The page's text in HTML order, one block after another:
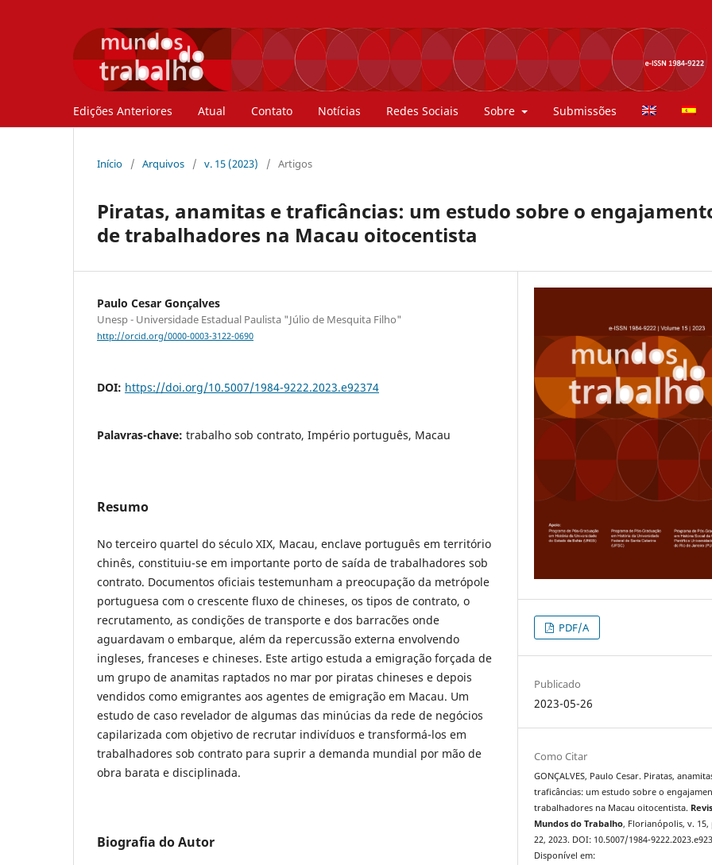
Edições Anteriores Atual Contato Notícias Redes Sociais Sobre Submissões
Início / Arquivos / v. 15 (2023) / Artigos
Piratas, anamitas e traficâncias: um estudo sobre o
de trabalhadores na Macau oitocentista
Paulo Cesar Gonçalves
Unesp - Universidade Estadual Paulista "Júlio de Mesquita Filho"
http://orcid.org/0000-0003-3122-0690
DOI: https://doi.org/10.5007/1984-9222.2023.e92374
Palavras-chave: trabalho sob contrato, Império português, Macau
Resumo
No terceiro quartel do século XIX, Macau, enclave português em território
chinês, constituiu-se em importante porto de saída de trabalhadores sob
contrato. Documentos oficiais testemunham a preocupação da metrópole
portuguesa com o crescente fluxo de chineses, os tipos de contrato, o
recrutamento, as condições de transporte e dos barracões onde
aguardavam o embarque, além da repercussão externa envolvendo
ingleses, franceses e chineses. Este artigo estuda a emigração forçada de
um grupo de anamitas raptados no mar por piratas chineses e depois
vendidos como emigrantes aos agentes de emigração em Macau. Um
estudo de caso revelador de algumas das minúcias da rede de negócios
capilarizada com objetivo de recrutar indivíduos e transformá-los em
trabalhadores sob contrato para suprir a demanda mundial por mão de
obra barata e disciplinada.
Biografia do Autor
PDF/A
Publicado
2023-05-26
Como Citar
GONÇALVES, Paulo Cesar. Piratas,
traficâncias: um estudo sobre o
trabalhadores na Macau oitocentista.
Mundos do Trabalho, Florianópolis, v. 15,
22, 2023. DOI: 10.5007/1984-
Disponível em: